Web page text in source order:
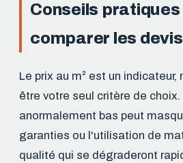
Conseils
comparer les
Le prix au m² est un
être votre seul critère de choix.
anormalement bas peut
garanties ou l'utilisation de
qualité qui se dégraderont